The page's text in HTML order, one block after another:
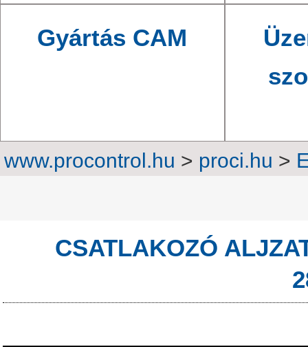
Gyártás CAM
www.procontrol.hu > proci.hu >
CSATLAKOZÓ